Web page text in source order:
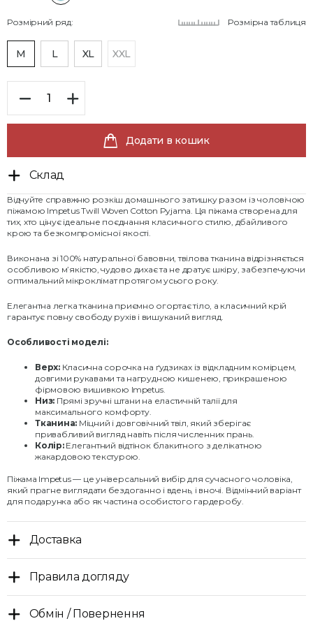
Розмірний ряд: Розмірна таблиця
M L XL XXL
Додати в кошик
Склад
Відчуйте справжню розкіш домашнього затишку разом із чоловічою
піжамою Impetus Twill Woven Cotton Pyjama. Ця піжама створена для
тих, хто цінує ідеальне поєднання класичного стилю, дбайливого
крою та безкомпромісної якості.
Виконана зі 100% натуральної бавовни, твілова тканина відрізняється
особливою м’якістю, чудово дихає та не дратує шкіру, забезпечуючи
оптимальний мікроклімат протягом усього року.
Елегантна легка тканина приємно огортає тіло, а класичний крій
гарантує повну свободу рухів і вишуканий вигляд.
Особливості моделі:
Верх:Класична сорочка на ґудзиках із відкладним комірцем,
довгими рукавами та нагрудною кишенею, прикрашеною
фірмовою вишивкою Impetus.
Низ: Прямі зручні штани на еластичній талії для
максимального комфорту.
Тканина: Міцний і довговічний твіл, який зберігає
привабливий вигляд навіть після численних прань.
Колір:Елегантний відтінок блакитного з делікатною
жакардовою текстурою.
Піжама Impetus — це універсальний вибір для сучасного чоловіка,
який прагне виглядати бездоганно і вдень, і вночі. Відмінний варіант
для подарунка або як частина особистого гардеробу.
Доставка
Правила догляду
Обмін / Повернення